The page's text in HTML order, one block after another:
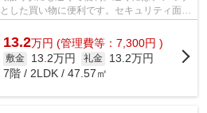
した買い物に便利です。セキュリティ面
クなど...
13.2万円 (管理費等：7,300円 )
敷金 13.2万円 礼金
13.2万円
7階 / 2LDK / 47.57㎡